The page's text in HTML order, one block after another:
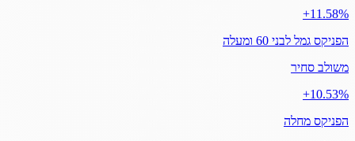
‎+11.58%
הפניקס גמל לבני 60 ומעלה
משולב סחיר
‎+10.53%
הפניקס מחלה